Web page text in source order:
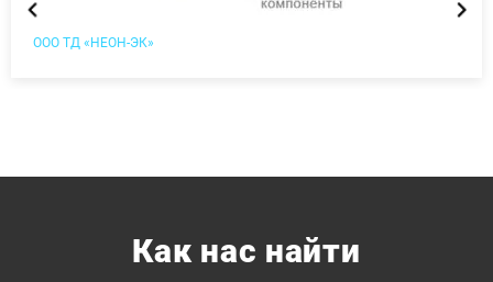
ООО ТД «НЕОН-ЭК»
Как нас найти